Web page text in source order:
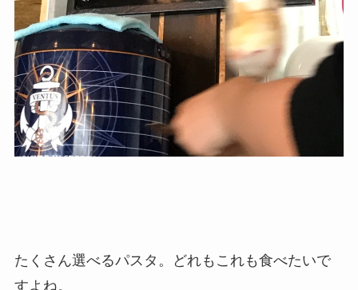
たくさん選べるパスタ。どれもこれも食べたいで
すよね。